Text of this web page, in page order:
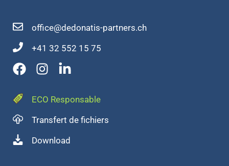
office@dedonatis-partners.ch
+41 32 552 15 75
ECO Responsable
Transfert de fichiers
Download